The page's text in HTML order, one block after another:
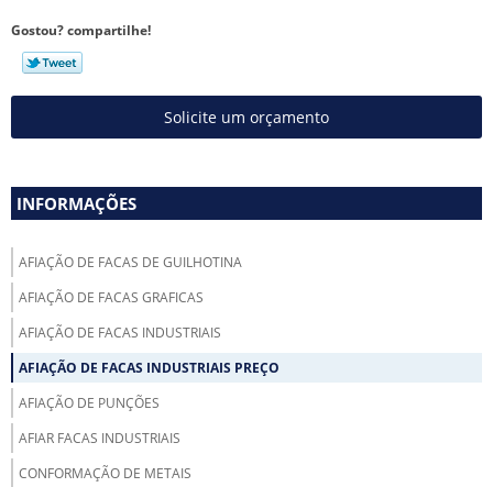
Gostou? compartilhe!
Solicite um orçamento
INFORMAÇÕES
AFIAÇÃO DE FACAS DE GUILHOTINA
AFIAÇÃO DE FACAS GRAFICAS
AFIAÇÃO DE FACAS INDUSTRIAIS
AFIAÇÃO DE FACAS INDUSTRIAIS PREÇO
AFIAÇÃO DE PUNÇÕES
AFIAR FACAS INDUSTRIAIS
CONFORMAÇÃO DE METAIS